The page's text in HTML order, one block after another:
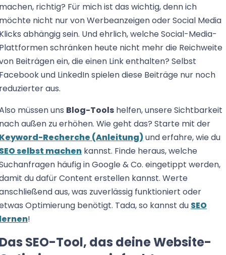
richtig? Für mich ist das wichtig, denn ich
nicht nur von Werbeanzeigen oder Social Media
abhängig sein. Und ehrlich, welche Social-Media-
schränken heute nicht mehr die Reichweite
Beiträgen ein, die einen Link enthalten? Selbst
und LinkedIn spielen diese Beiträge nur noch
aus.
müssen uns Blog-Tools helfen, unsere Sichtbarkeit
außen zu erhöhen. Wie geht das? Starte mit der
Recherche (Anleitung)und erfahre, wie du
selbst machen kannst. Finde heraus, welche
häufig in Google & Co. eingetippt werden,
du dafür Content erstellen kannst. Werte
aus, was zuverlässig funktioniert oder
Optimierung benötigt. Tada, so kannst du SEO
!
SEO-Tool, das deine Website-